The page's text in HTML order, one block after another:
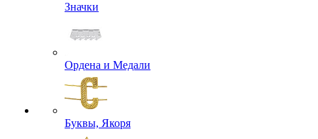
Значки
Ордена и Медали
Буквы, Якоря